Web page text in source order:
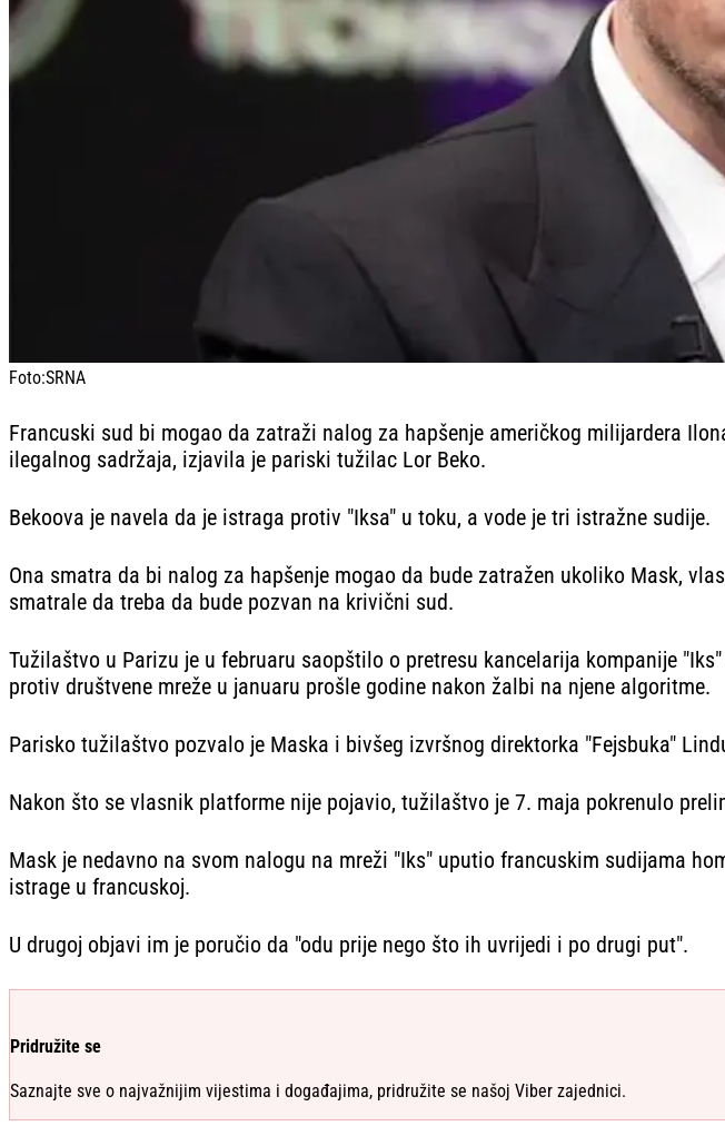
Foto:SRNA
Francuski sud bi mogao da zatraži nalog za hapšenje američkog milijardera
ilegalnog sadržaja, izjavila je pariski tužilac Lor Beko.
Bekoova je navela da je istraga protiv "Iksa" u toku, a vode je tri istražne sudije.
Ona smatra da bi nalog za hapšenje mogao da bude zatražen ukoliko Mask,
smatrale da treba da bude pozvan na krivični sud.
Tužilaštvo u Parizu je u februaru saopštilo o pretresu kancelarija kompanije
protiv društvene mreže u januaru prošle godine nakon žalbi na njene algoritme.
Parisko tužilaštvo pozvalo je Maska i bivšeg izvršnog direktorka "Fejsbuka"
Nakon što se vlasnik platforme nije pojavio, tužilaštvo je 7. maja pokrenulo
Mask je nedavno na svom nalogu na mreži "Iks" uputio francuskim sudijama
istrage u francuskoj.
U drugoj objavi im je poručio da "odu prije nego što ih uvrijedi i po drugi put".
Pridružite se
Saznajte sve o najvažnijim vijestima i događajima, pridružite se našoj Viber zajednici.